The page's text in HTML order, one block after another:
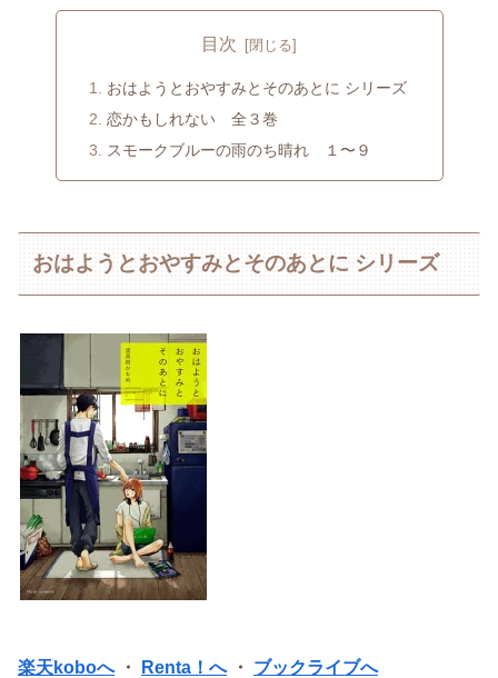
目次
おはようとおやすみとそのあとに シリーズ
恋かもしれない 全３巻
スモークブルーの雨のち晴れ １〜９
おはようとおやすみとそのあとに シリーズ
楽天koboへ・ Renta！へ・ ブックライブへ